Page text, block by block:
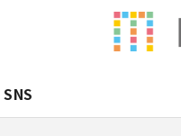
SNS